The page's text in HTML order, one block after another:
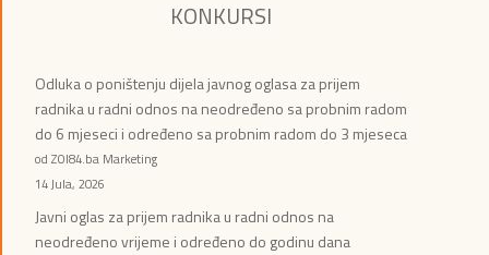
KONKURSI
Odluka o poništenju dijela javnog oglasa za prijem
radnika u radni odnos na neodređeno sa probnim radom
do 6 mjeseci i određeno sa probnim radom do 3 mjeseca
od ZOI84.ba Marketing
14 Jula, 2026
Javni oglas za prijem radnika u radni odnos na
neodređeno vrijeme i određeno do godinu dana